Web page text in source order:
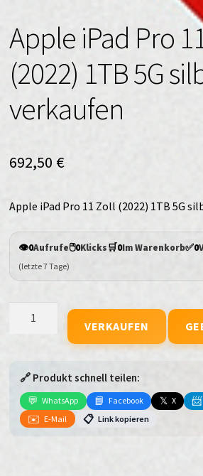
Apple iPad Pro
(2022) 1TB 5G
verkaufen
692,50 €
Apple iPad Pro 11 Zoll (2022) 1TB 5G
👁️0Aufrufe🖱️0Klicks🛒0Im Warenkorb✅0
(letzte 7 Tage)
Zoll
(2022)
1TB
VERKAUFEN
🔗 Produkt schnell teilen:
💬 WhatsApp 📘 Facebook 𝕏 X 📨
✉️ E-Mail 📋 Link kopieren